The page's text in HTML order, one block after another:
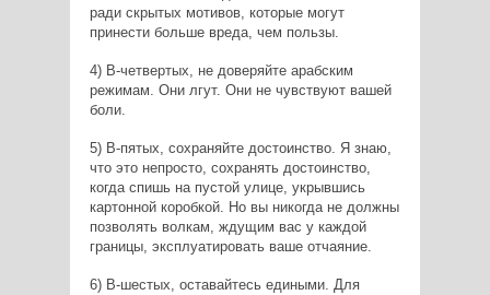
ради скрытых мотивов, которые могут
принести больше вреда, чем пользы.
4) В-четвертых, не доверяйте арабским
режимам. Они лгут. Они не чувствуют вашей
боли.
5) В-пятых, сохраняйте достоинство. Я знаю,
что это непросто, сохранять достоинство,
когда спишь на пустой улице, укрывшись
картонной коробкой. Но вы никогда не должны
позволять волкам, ждущим вас у каждой
границы, эксплуатировать ваше отчаяние.
6) В-шестых, оставайтесь едиными. Для